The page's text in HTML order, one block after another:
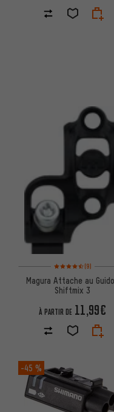
Note moyenne : 4,5
(9)
Magura Attache au
Shiftmix 3
À PARTIR DE 11,99€
-45 %